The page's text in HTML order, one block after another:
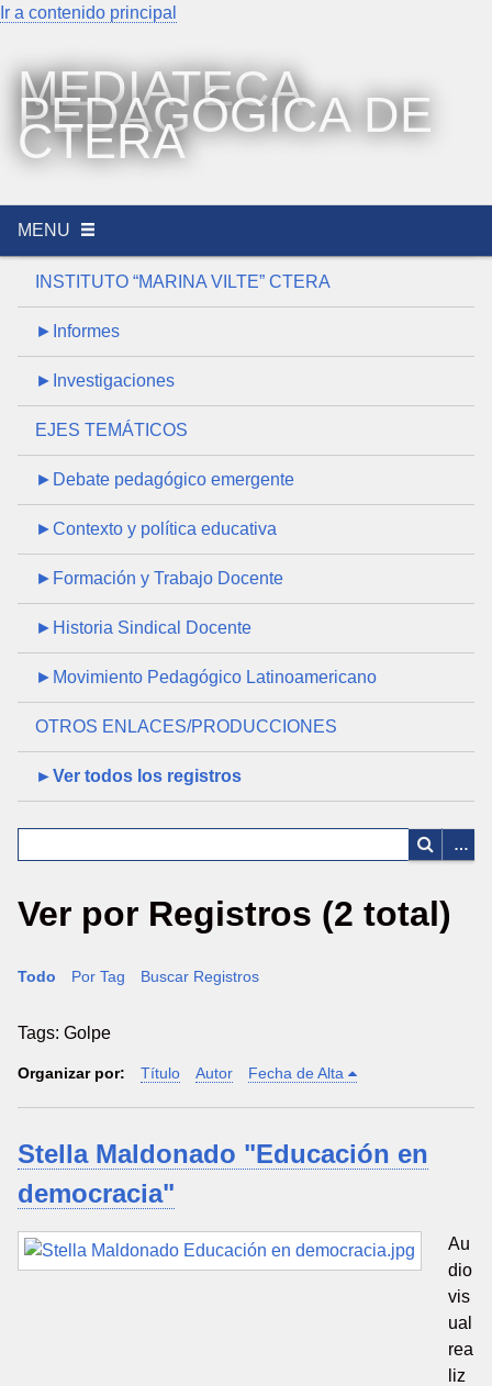
Ir a contenido principal
MEDIATECA
PEDAGÓGICA DE
CTERA
MENU
INSTITUTO “MARINA VILTE” CTERA
►Informes
►Investigaciones
EJES TEMÁTICOS
►Debate pedagógico emergente
►Contexto y política educativa
►Formación y Trabajo Docente
►Historia Sindical Docente
►Movimiento Pedagógico Latinoamericano
OTROS ENLACES/PRODUCCIONES
►Ver todos los registros
Ver por Registros (2 total)
Todo Por Tag Buscar Registros
Tags: Golpe
Organizar por: Título Autor Fecha de Alta
Stella Maldonado "Educación en
democracia"
Au
dio
vis
ual
rea
liz